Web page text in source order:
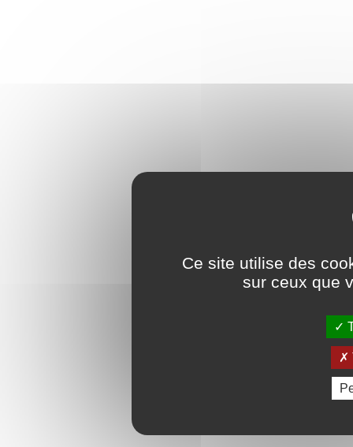
Ce site utilise des
sur ceux que